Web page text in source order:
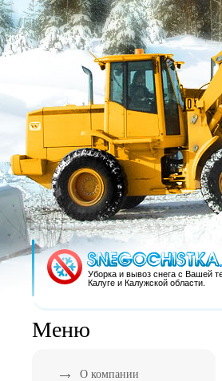
Уборка и вывоз снега с Вашей
Калуге и Калужской области.
Меню
О компании